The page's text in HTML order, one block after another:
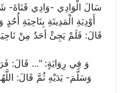
سَالَ الْوَادِي -وَادِي قَنَاةَ-
أَوْدِيَةِ الْمَدِينَةِ بِنَاحِيَةِ
قَالَ: فَلَمْ يَجِئْ أحَدٌ مِنْ
وَ فِي رِوَايَةٍ: "... قَالَ:
وَسَلَّمَ- يَدَيْهِ ثُمَّ قَالَ: اللَّهُمَّ